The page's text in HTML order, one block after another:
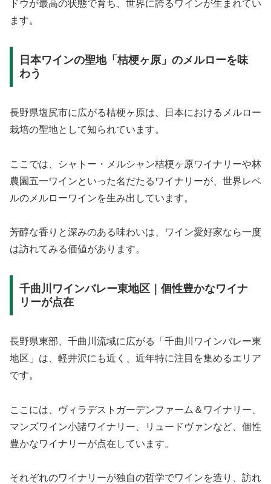
ドウが最高の状態で育ち、世界に誇るワインが生まれてい
ます。
日本ワインの聖地「桔梗ヶ原」のメルローを味
わう
長野県塩尻市に広がる桔梗ヶ原は、日本におけるメルロー
栽培の聖地として知られています。
ここでは、シャトー・メルシャン桔梗ヶ原ワイナリーや林
農園五一ワインといった名だたるワイナリーが、世界レベ
ルのメルローワインを生み出しています。
芳醇な香りと深みのある味わいは、ワイン愛好家なら一度
は訪れてみる価値があります。
千曲川ワインバレー東地区｜個性豊かなワイナ
リーが点在
長野県東部、千曲川流域に広がる「千曲川ワインバレー東
地区」は、軽井沢にも近く、近年特に注目を集めるエリア
です。
ここには、ヴィラデストガーデンファーム＆ワイナリー、
マンズワイン小諸ワイナリー、リュードヴァンなど、個性
豊かなワイナリーが点在しています。
それぞれのワイナリーが独自の哲学でワインを造り、訪れ